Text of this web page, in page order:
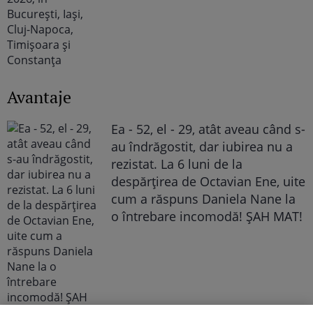
Avantaje
Ea - 52, el - 29, atât aveau când s-
au îndrăgostit, dar iubirea nu a
rezistat. La 6 luni de la
despărțirea de Octavian Ene, uite
cum a răspuns Daniela Nane la
o întrebare incomodă! ȘAH MAT!